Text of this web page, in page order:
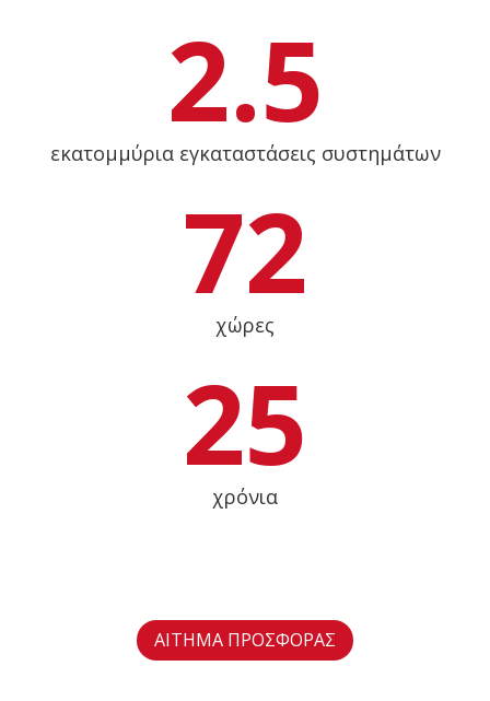
2.5
εκατομμύρια εγκαταστάσεις συστημάτων
72
χώρες
25
χρόνια
ΑIΤΗΜΑ ΠΡΟΣΦΟΡAΣ